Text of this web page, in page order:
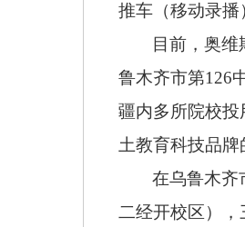
推车（移动录播
目前，奥
鲁木齐市第126
疆内多所院校
土教育科技品牌
在乌鲁木齐
二经开校区）